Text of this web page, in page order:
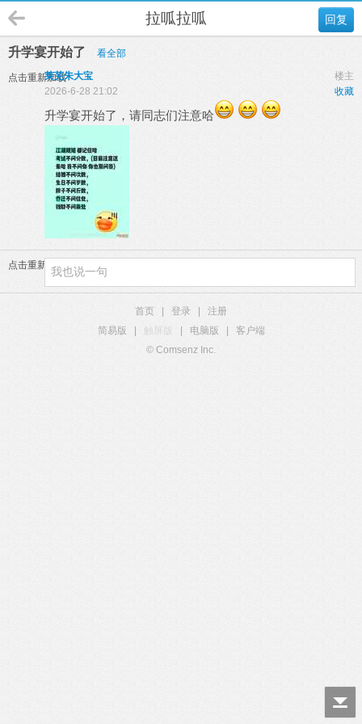
回复
拉呱拉呱
升学宴开始了 看全部
点击重新加载 楼主
莱芜朱大宝
收藏
2026-6-28 21:02
升学宴开始了，请同志们注意哈
点击重新加载
首页 登录
注册
简易版
电脑版
客户端
© Comsenz Inc.